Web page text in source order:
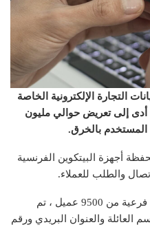
التجارة الإلكترونية الخاصة
أدى إلى تعريض حوالي مليون
المستخدم بالخرق.
أجهزة البيتكوين الفرنسية
والطلب للعملاء.
وأضاف ليدجر أنه بالنسبة لمجموعة فرعية من 9500 عميل ، تم
والعنوان البريدي ورقم